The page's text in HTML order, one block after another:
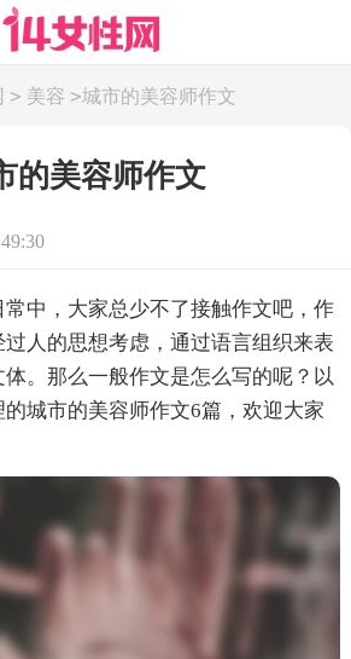
> 美容 >城市的美容师作文
的美容师作文
，大家总少不了接触作文吧，作
人的思想考虑，通过语言组织来表
。那么一般作文是怎么写的呢？以
城市的美容师作文6篇，欢迎大家